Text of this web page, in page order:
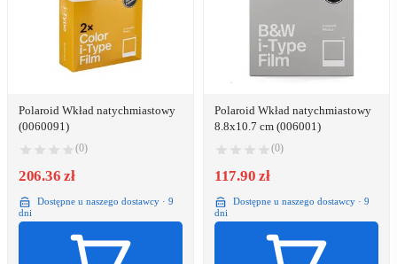
Polaroid Wkład natychmiastowy
(0060091)
(0)
206.36 zł
Dostępne u naszego dostawcy · 9
dni
Polaroid Wkład natychmiastowy
8.8x10.7 cm (006001)
(0)
117.90 zł
Dostępne u naszego dostawcy · 9
dni